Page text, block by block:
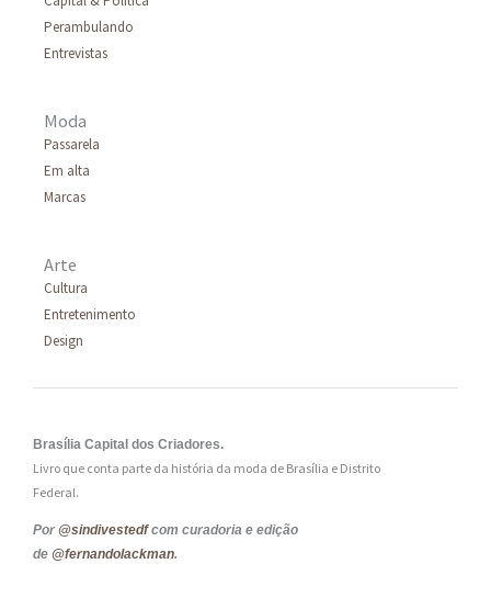
Perambulando
Entrevistas
Moda
Passarela
Em alta
Marcas
Arte
Cultura
Entretenimento
Design
Brasília Capital dos Criadores.
Livro que conta parte da história da moda de Brasília e Distrito
Federal.
Por @sindivestedfcom curadoria e edição
de @fernandolackman.